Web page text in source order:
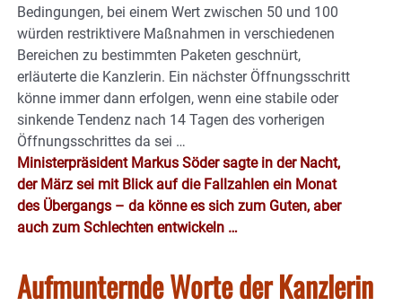
Bedingungen, bei einem Wert zwischen 50 und 100
würden restriktivere Maßnahmen in verschiedenen
Bereichen zu bestimmten Paketen geschnürt,
erläuterte die Kanzlerin. Ein nächster Öffnungsschritt
könne immer dann erfolgen, wenn eine stabile oder
sinkende Tendenz nach 14 Tagen des vorherigen
Öffnungsschrittes da sei …
Ministerpräsident Markus Söder sagte in der Nacht,
der März sei mit Blick auf die Fallzahlen ein Monat
des Übergangs – da könne es sich zum Guten, aber
auch zum Schlechten entwickeln …
Aufmunternde Worte der Kanzlerin